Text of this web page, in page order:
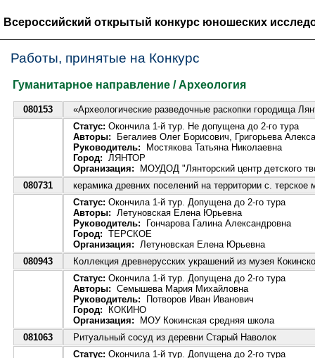
Всероссийский открытый конкурс юношеских
Работы, принятые на Конкурс
Гуманитарное направление / Археология
080153
«Археологические разведочные раскопки городища
Статус: Окончила 1-й тур. Не допущена до 2-го тура
Авторы: Бегалиев Олег Борисович, Григорьева
Руководитель: Мостякова Татьяна Николаевна
Город: ЛЯНТОР
Организация: МОУДОД "Лянторский центр детского
080731
керамика древних поселений на территории с. терское
Статус: Окончила 1-й тур. Допущена до 2-го тура
Авторы: Летуновская Елена Юрьевна
Руководитель: Гончарова Галина Александровна
Город: ТЕРСКОЕ
Организация: Летуновская Елена Юрьевна
080943
Коллекция древнерусских украшений из музея
Статус: Окончила 1-й тур. Допущена до 2-го тура
Авторы: Семышева Мария Михайловна
Руководитель: Потворов Иван Иванович
Город: КОКИНО
Организация: МОУ Кокинская средняя школа
081063
Ритуальный сосуд из деревни Старый Наволок
Статус: Окончила 1-й тур. Допущена до 2-го тура